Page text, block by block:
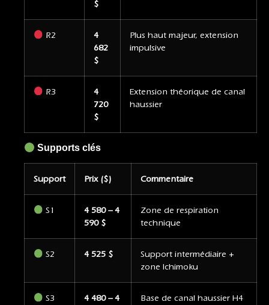
$
R2
4
682
$
Plus haut majeur, extension
impulsive
R3
4
720
$
Extension théorique de canal
haussier
Supports clés
Support Prix ($) Commentaire
S1
4 580 – 4
590 $
Zone de respiration
technique
S2 4 525 $
Support intermédiaire +
zone Ichimoku
S3
4 480 – 4
Base de canal haussier H4